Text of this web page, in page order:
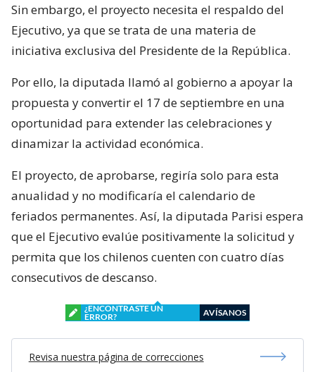
Sin embargo, el proyecto necesita el respaldo del
Ejecutivo, ya que se trata de una materia de
iniciativa exclusiva del Presidente de la República.
Por ello, la diputada llamó al gobierno a apoyar la
propuesta y convertir el 17 de septiembre en una
oportunidad para extender las celebraciones y
dinamizar la actividad económica.
El proyecto, de aprobarse, regiría solo para esta
anualidad y no modificaría el calendario de
feriados permanentes. Así, la diputada Parisi espera
que el Ejecutivo evalúe positivamente la solicitud y
permita que los chilenos cuenten con cuatro días
consecutivos de descanso.
¿ENCONTRASTE UN
ERROR?
AVÍSANOS
Revisa nuestra página de correcciones